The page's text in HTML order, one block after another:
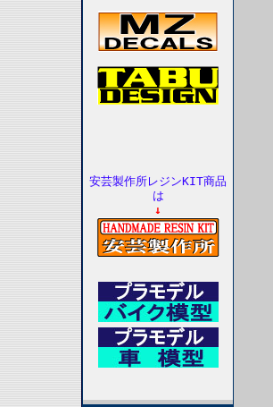
安芸製作所レジンKIT商品
は
↓